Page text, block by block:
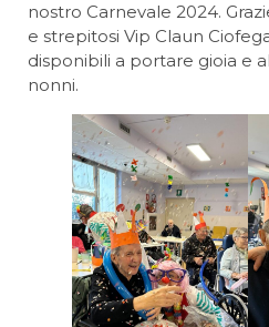
nostro Carnevale 2024.
e strepitosi Vip Claun
disponibili a portare gioia e
nonni.